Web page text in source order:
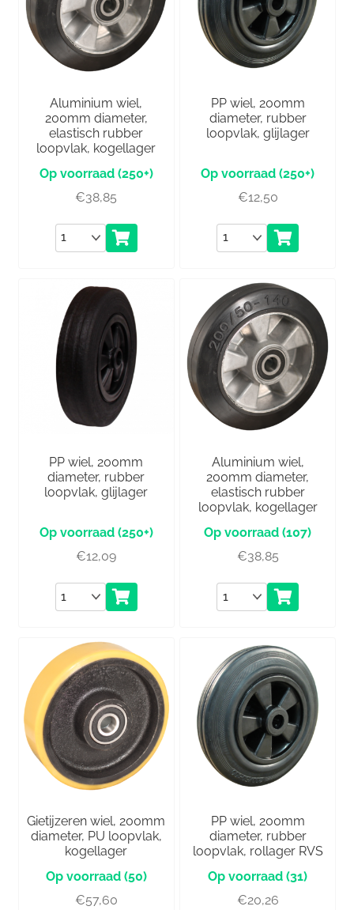
Aluminium wiel,
200mm diameter,
elastisch rubber
loopvlak, kogellager
(250+)
€38,85
Aantal
PP wiel, 200mm
diameter, rubber
loopvlak, glijlager
(250+)
€12,50
Aantal
PP wiel, 200mm
diameter, rubber
loopvlak, glijlager
(250+)
€12,09
Aantal
Aluminium wiel,
200mm diameter,
elastisch rubber
loopvlak, kogellager
(107)
€38,85
Aantal
Gietijzeren wiel, 200mm
diameter, PU loopvlak,
kogellager
(50)
€57,60
PP wiel, 200mm
diameter, rubber
loopvlak, rollager RVS
(31)
€20,26